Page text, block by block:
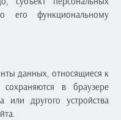
его функциональному
данных, относящиеся к
в браузере
или другого устройства